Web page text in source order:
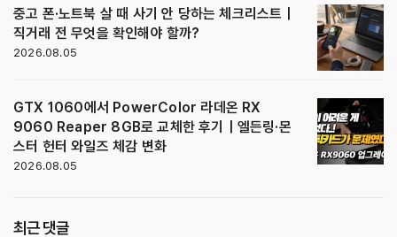
중고 폰·노트북 살 때 사기 안 당하는 체크리스트｜
직거래 전 무엇을 확인해야 할까?
2026.08.05
GTX 1060에서 PowerColor 라데온 RX
9060 Reaper 8GB로 교체한 후기｜엘든링·몬
스터 헌터 와일즈 체감 변화
2026.08.05
최근 댓글